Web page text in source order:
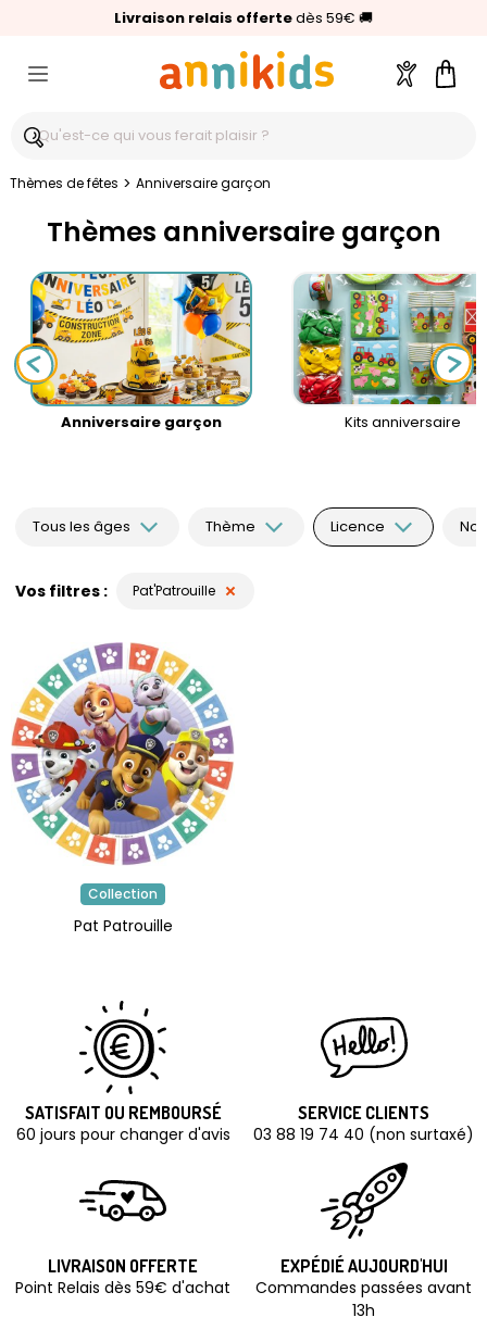
Livraison relais offertedès 59€ 🚚
🥇Palmarès Capital 2025 :Annikids N°1
⭐⭐⭐⭐⭐4,6/5(24 000 avis clients)
Compte
Thèmes de fêtes > Anniversaire garçon
Thèmes anniversaire garçon
Anniversaire garçon Kits anniversaire
Tous les âges Thème Licence
Vos filtres Pat'Patrouille
Collection
Pat Patrouille
SATISFAIT OU REMBOURSÉ
60 jours pour changer d'avis
SERVICE CLIENTS
03 88 19 74 40 (non surtaxé)
LIVRAISON OFFERTE
Point Relais dès 59€ d'achat
EXPÉDIÉ AUJOURD'HUI
Commandes passées avant
13h